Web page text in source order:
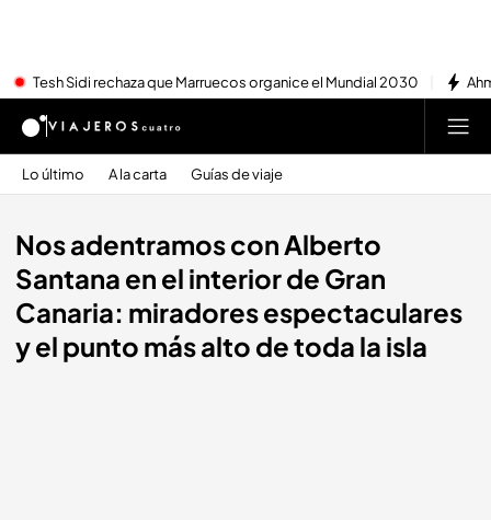
Tesh Sidi rechaza que Marruecos organice el Mundial 2030
Lo último A la carta Guías de viaje
Nos adentramos con Alberto
Santana en el interior de Gran
Canaria: miradores espectaculares
y el punto más alto de toda la isla